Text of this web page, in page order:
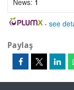
News: 1
- see
Paylaş